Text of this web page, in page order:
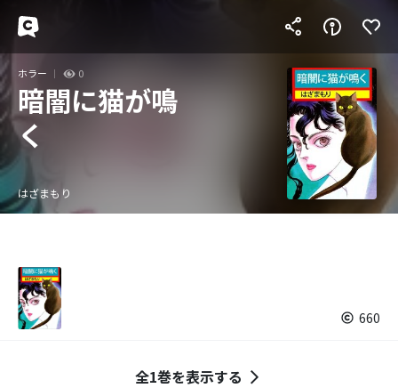
ホラー 0
暗闇に猫が鳴
く
はざまもり
660
全1巻を表示する